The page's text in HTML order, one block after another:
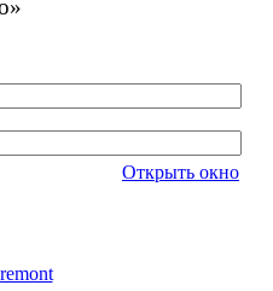
Открыть окно